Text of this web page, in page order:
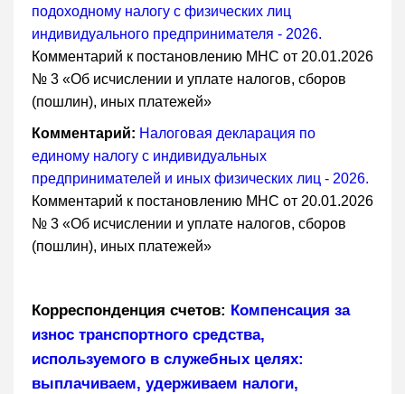
подоходному налогу с физических лиц
индивидуального предпринимателя - 2026.
Комментарий к постановлению МНС от 20.01.2026
№ 3 «Об исчислении и уплате налогов, сборов
(пошлин), иных платежей»
Комментарий: Налоговая декларация по
единому налогу с индивидуальных
предпринимателей и иных физических лиц - 2026.
Комментарий к постановлению МНС от 20.01.2026
№ 3 «Об исчислении и уплате налогов, сборов
(пошлин), иных платежей»
Корреспонденция счетов: Компенсация за
износ транспортного средства,
используемого в служебных целях:
выплачиваем, удерживаем налоги,